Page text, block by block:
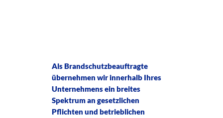
Als Brandschutzbeauftragte
übernehmen wir innerhalb Ihres
Unternehmens ein breites
Spektrum an gesetzlichen
Pflichten und betrieblichen